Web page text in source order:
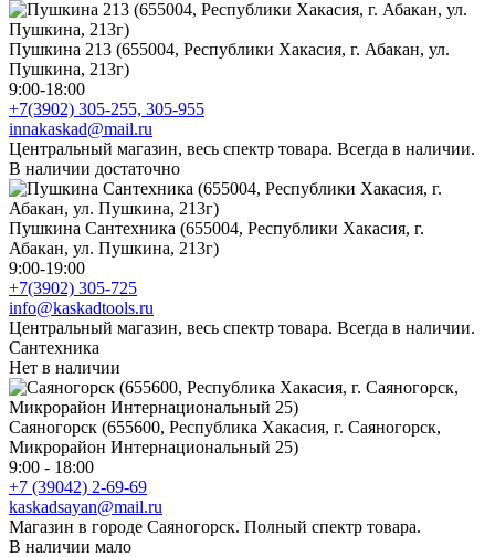
Пушкина 213 (655004, Республики Хакасия, г. Абакан, ул.
Пушкина, 213г)
9:00-18:00
+7(3902) 305-255, 305-955
innakaskad@mail.ru
Центральный магазин, весь спектр товара. Всегда в наличии.
В наличии достаточно
Пушкина Сантехника (655004, Республики Хакасия, г.
Абакан, ул. Пушкина, 213г)
9:00-19:00
+7(3902) 305-725
info@kaskadtools.ru
Центральный магазин, весь спектр товара. Всегда в наличии.
Сантехника
Нет в наличии
Саяногорск (655600, Республика Хакасия, г. Саяногорск,
Микрорайон Интернациональный 25)
9:00 - 18:00
+7 (39042) 2-69-69
kaskadsayan@mail.ru
Магазин в городе Саяногорск. Полный спектр товара.
В наличии мало